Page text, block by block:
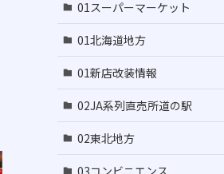
01スーパーマーケット
01北海道地方
01新店改装情報
02JA系列直売所道の駅
02東北地方
03コンビニエンス